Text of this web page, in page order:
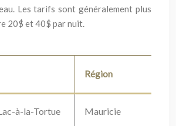
Les tarifs sont généralement plus
20$ et 40$ par nuit.
Région
à-la-Tortue Mauricie